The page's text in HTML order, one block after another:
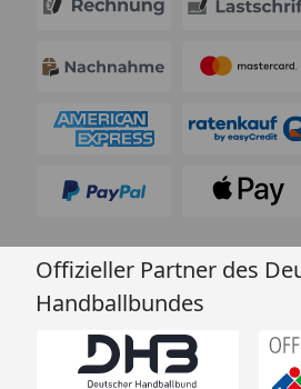
Offizieller Partner des
Handballbundes